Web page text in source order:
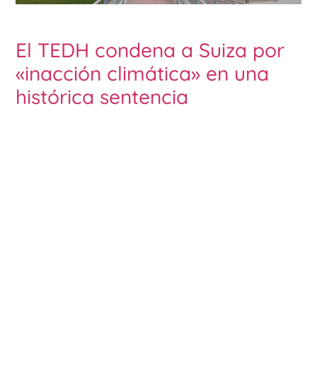
El TEDH condena a Suiza por
«inacción climática» en una
histórica sentencia